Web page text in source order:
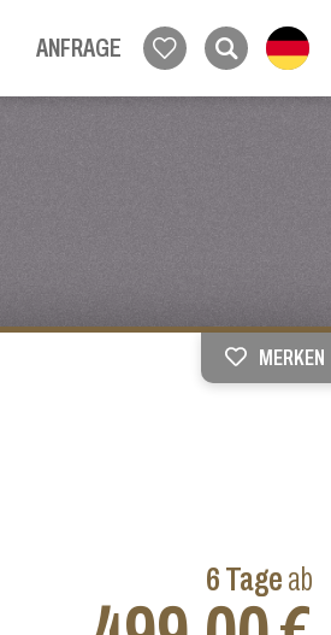
ANFRAGE
MERKEN
6 Tageab